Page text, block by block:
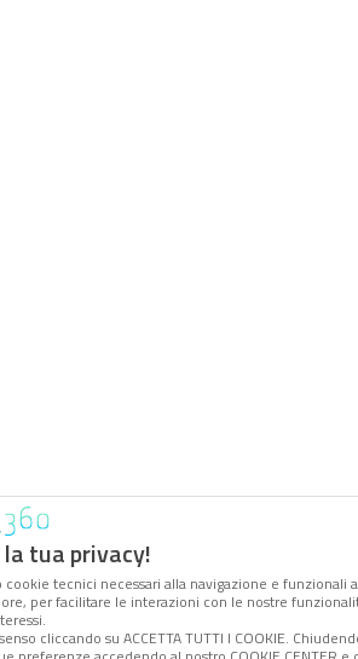
tua privacy!
tecnici necessari alla navigazione e
per facilitare le interazioni con le nostre
cliccando su ACCETTA TUTTI I COOKIE.